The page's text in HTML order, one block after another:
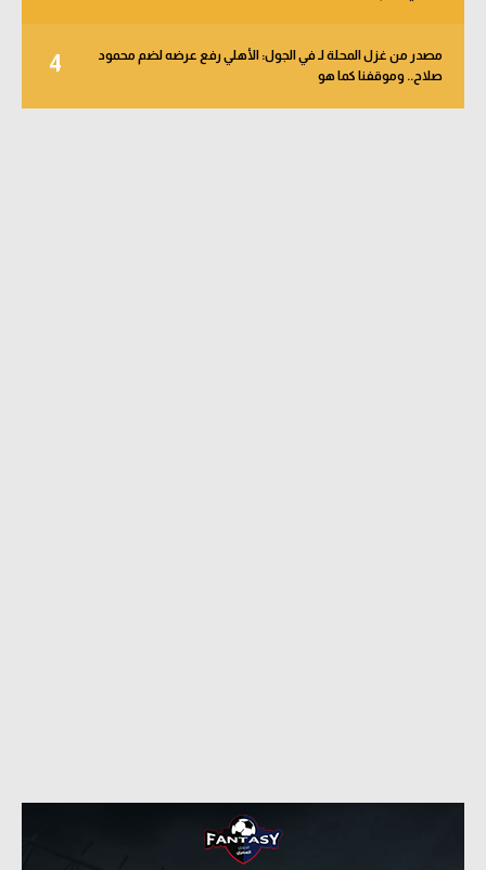
4
مصدر من غزل المحلة لـ في الجول: الأهلي رفع عرضه لضم محمود
صلاح.. وموقفنا كما هو